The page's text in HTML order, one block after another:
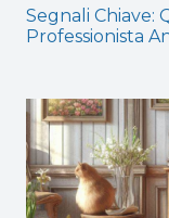
Segnali Chiave:
Professionista